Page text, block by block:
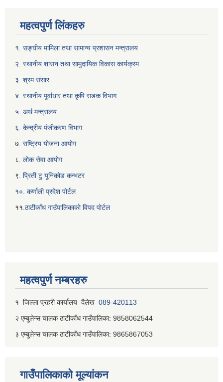
महत्वपुर्ण लिंकहरु
१. सङ्घीय मामिला तथा सामान्य प्रशासन मन्त्रालय
२. स्थानीय शासन तथा सामुदायिक विकास कार्यक्रम
३. श्रम संसार
४. स्थानीय पूर्वाधार तथा कृषि सडक विभाग
५. अर्थ मन्त्रालय
६. केन्द्रीय पंजीकरण विभाग
७ . राष्ट्रिय योजना आयोग
८ . लोक सेवा आयोग
९ . प्रिती टु यूनिकोड कन्भटर
१०. कर्णाली प्रदेश पोर्टल
११. ठाटीकाँध गाउँपालिकाकाे विपद पाेर्टल
महत्वपुर्ण नम्बरहरु
१ जिल्‍ला प्रहरी कार्यालय दैलेख 089-420113
२ एम्बुलेन्स चालक ठाटीकाँध गाउँपालिका: 9858062544
३ एम्बुलेन्स चालक ठाटीकाँध गाउँपालिका: 9865867053
गाउँपालिकाकाे मूल्यांकन